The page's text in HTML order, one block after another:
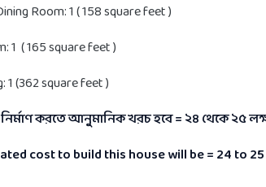
Room: 1 ( 158 square feet )
1 ( 165 square feet )
1 (362 square feet )
করতে আনুমানিক খরচ হবে = ২৪ থেকে ২৫
cost to build this house will be = 24 to 25